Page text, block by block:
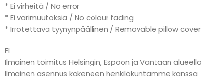
* Ei virheitä / No error
* Ei värimuutoksia / No colour fading
* Irrotettava tyynynpäällinen / Removable pillow cover
FI
Ilmainen toimitus Helsingin, Espoon ja Vantaan alueella
Ilmainen asennus kokeneen henkilökuntamme kanssa